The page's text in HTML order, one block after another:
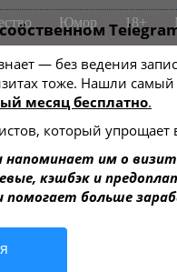
знает — без ведения
тоже. Нашли
месяц бесплатно.
который упрощает
напоминает им о
кэшбэк и
помогает больше
Юмор 18+